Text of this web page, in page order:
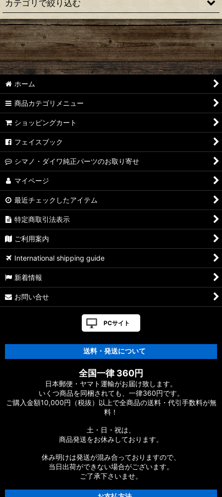
カテゴリで絞り込む
【シマノ】22ステラ［STELLA］対応 カスタムパーツ
【シマノ】18-19ステラ［STELLA］対応 カスタムパーツ
【シマノ】14ステラ［STELLA］対応 カスタムパーツ
【シマノ】10ステラ［STELLA］対応 カスタムパーツ
【シマノ】07ステラ［STELLA］対応 カスタムパーツ
【シマノ】04ステラ［STELLA］対応 カスタムパーツ
【シマノ】19-22ステラSW［STELLA SW］対応 カスタムパー
ツ
【シマノ】13ステラSW［STELLA SW］対応 カスタムパーツ
【シマノ】08ステラSW［STELLA SW］対応 カスタムパーツ
【シマノ】01ステラSW［STELLA SW］対応 カスタムパーツ
ーツ
17ヴァンキッシュFW用
FW［VANQUISH］対応 カスタムパーツ
【シマノ】12-13ヴァンキッシュ&リミテッド［VANQUISH］
対応 カスタムパーツ
【シマノ】19ストラディック［STRADIC］対応 カスタムパー
ツ
【シマノ】20ストラディックSW［STRADIC SW］対応 カスタ
【シマノ】18ストラディックSW［STRADIC SW］対応 カスタ
ホーム
商品カテゴリメニュー
ショッピングカート
フェイスブック
シマノ・ダイワ純正パーツのお取り寄せ
マイページ
最近チェックしたアイテム
特定商取引法表示
ご利用案内
International shipping guide
新着情報
お問い合せ
PCサイト
送料・発送について
全国一律 360円
日本郵便・ヤマト運輸がお届け致します。
いくつ商品を同梱されても、一律360円です。
ご購入金額10,000円（税抜）以上で全商品の送料・代引手数料が無
料！
土・日・祝は、
商品発送をお休みしております。
休み明けは発送が混み合っておりますので、
当日出荷ができない場合がございます。
ご了承下さいませ。